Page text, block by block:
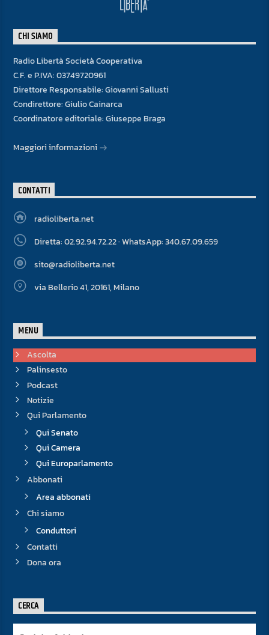
CHI SIAMO
Radio Libertà Società Cooperativa
C.F. e P.IVA: 03749720961
Direttore Responsabile: Giovanni Sallusti
Condirettore: Giulio Cainarca
Coordinatore editoriale: Giuseppe Braga
Maggiori informazioni
CONTATTI
radioliberta.net
Diretta: 02.92.94.72.22 · WhatsApp: 340.67.09.659
sito@radioliberta.net
via Bellerio 41, 20161, Milano
MENU
Ascolta
Palinsesto
Podcast
Notizie
Qui Parlamento
Qui Senato
Qui Camera
Qui Europarlamento
Abbonati
Area abbonati
Chi siamo
Conduttori
Contatti
Dona ora
CERCA